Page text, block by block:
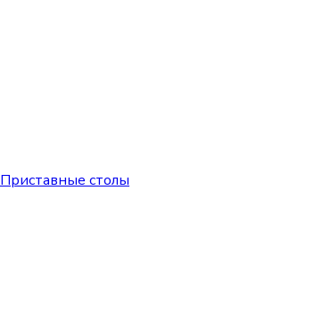
Приставные столы